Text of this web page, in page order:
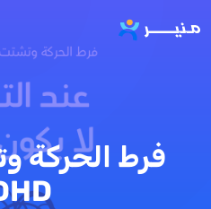
فرط الحركة